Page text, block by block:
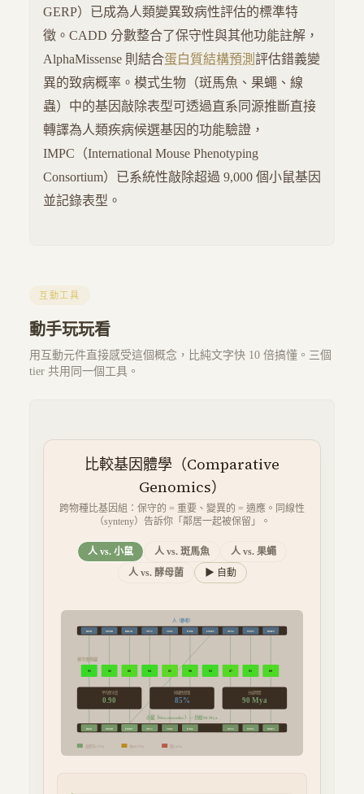
GERP）已成為人類變異致病性評估的標準特
徵。CADD 分數整合了保守性與其他功能註解，
AlphaMissense 則結合蛋白質結構預測 評估錯義變
異的致病概率。模式生物（斑馬魚、果蠅、線
蟲）中的基因敲除表型可透過直系同源推斷直接
轉譯為人類疾病候選基因的功能驗證，
IMPC（International Mouse Phenotyping
Consortium）已系統性敲除超過 9,000 個小鼠基因
並記錄表型。
互動工具
動手玩玩看
用互動元件直接感受這個概念，比純文字快 10 倍搞懂。三個
tier 共用同一個工具。
比較基因體學（Comparative
Genomics）
跨物種比基因組：保守的 = 重要、變異的 = 適應。同線性
（synteny）告訴你「鄰居一起被保留」。
人 vs. 小鼠 人 vs. 斑馬魚 人 vs. 果蠅
人 vs. 酵母菌 ▶ 自動
人（參考）
HOX1 MYOD TP53 SOX2 PAX6 FOXP2 OCT4 WNT3 BMP4
小鼠 （Mus musculus） — 分歧90Mya
HOX1 MYOD BRCA1 TP53 SOX2 PAX6
FOXP2 OCT4 WNT3 BMP4
保守度熱圖
95 92 88 94 85 90 93 87 91 89
平均保守度
0.90
同線性保留
85%
分歧時間
90 Mya
高保守(>70%) 中(40-70%) 低(<40%)